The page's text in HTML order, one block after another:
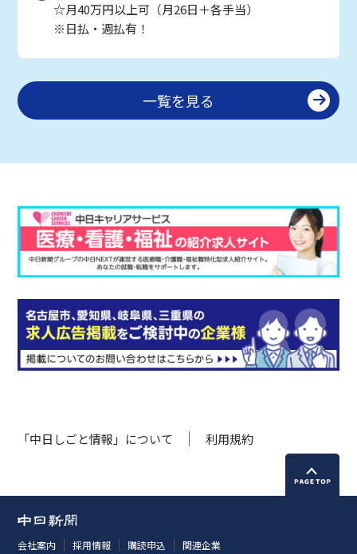
☆月40万円以上可（月26日＋各手当）
※日払・週払有！
一覧を見る
「中日しごと情報」について 利用規約
会社案内 採用情報 購読申込 関連企業